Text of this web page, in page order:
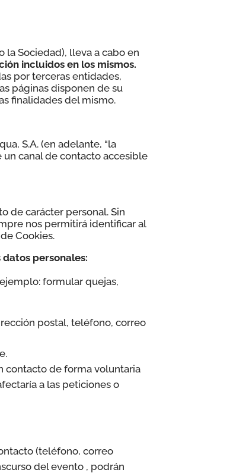
la Sociedad), lleva a cabo en
incluidos en los mismos.
por terceras entidades,
páginas disponen de su
finalidades del mismo.
S.A. (en adelante, “la
un canal de contacto accesible
de carácter personal. Sin
nos permitirá identificar al
Cookies.
personales:
formular quejas,
postal, teléfono, correo
contacto de forma voluntaria
a las peticiones o
(teléfono, correo
del evento , podrán